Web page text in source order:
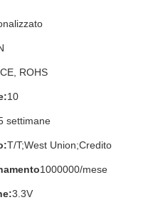
ROHS
10
settimane
T/T;West Union;Credito
1000000/mese
3.3V